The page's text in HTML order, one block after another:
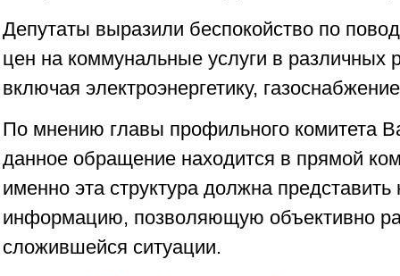
Депутаты выразили беспокойство по
цен на коммунальные услуги в различных
включая электроэнергетику,
По мнению главы профильного комитета
данное обращение находится в прямой
именно эта структура должна
информацию, позволяющую объективно
сложившейся ситуации.